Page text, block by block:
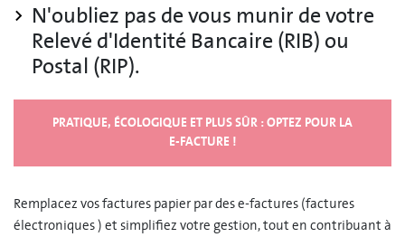
N'oubliez pas de vous munir de votre
Relevé d'Identité Bancaire (RIB) ou
Postal (RIP).
PRATIQUE, ÉCOLOGIQUE ET PLUS SÛR : OPTEZ POUR LA
E-FACTURE !
Remplacez vos factures papier par des e-factures (factures
électroniques ) et simplifiez votre gestion, tout en contribuant à